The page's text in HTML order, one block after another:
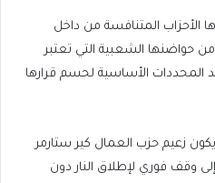
الأحزاب المتنافسة من داخل
حواضنها الشعبية التي تعتبر
المحددات الأساسية لحسم قرارها
زعيم حزب العمال كير ستارمر
وقف فوري لإطلاق النار دون